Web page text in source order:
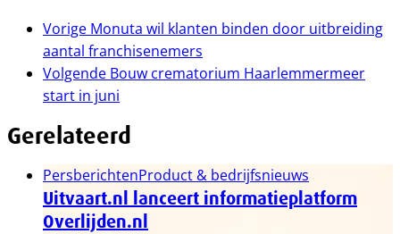
Vorige Monuta wil klanten binden door uitbreiding
aantal franchisenemers
Volgende Bouw crematorium Haarlemmermeer
start in juni
Gerelateerd
PersberichtenProduct & bedrijfsnieuws
Uitvaart.nl lanceert informatieplatform
Overlijden.nl